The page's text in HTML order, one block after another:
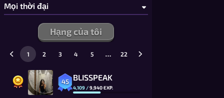
Hạng của tôi
45 BLISSPEAK
4,109 /9,940EXP.
1 2 3 4 5 … 22